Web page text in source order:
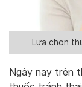
Lựa chọn
Ngày nay trên